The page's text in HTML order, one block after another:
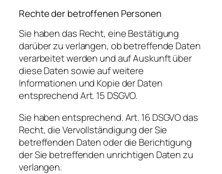
Rechte der betroffenen Personen
Sie haben das Recht, eine Bestätigung
darüber zu verlangen, ob betreffende Daten
verarbeitet werden und auf Auskunft über
diese Daten sowie auf weitere
Informationen und Kopie der Daten
entsprechend Art. 15 DSGVO.
Sie haben entsprechend. Art. 16 DSGVO das
Recht, die Vervollständigung der Sie
betreffenden Daten oder die Berichtigung
der Sie betreffenden unrichtigen Daten zu
verlangen.